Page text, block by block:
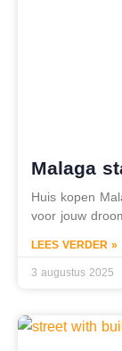
Malaga
Huis kopen
voor jouw
LEES VERDER »
3 augustus 2025